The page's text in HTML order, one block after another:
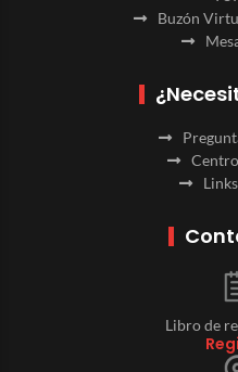
Buzón
Libro de